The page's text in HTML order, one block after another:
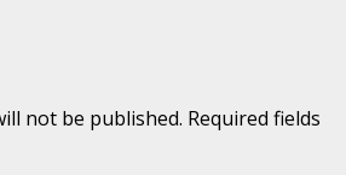
not be published. Required fields